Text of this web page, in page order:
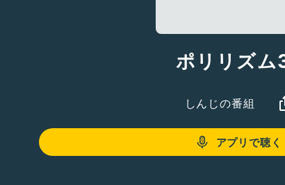
ポリリズム
しんじの番組
アプリで聴く